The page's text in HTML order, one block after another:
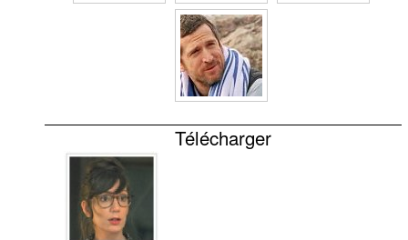
Télécharger